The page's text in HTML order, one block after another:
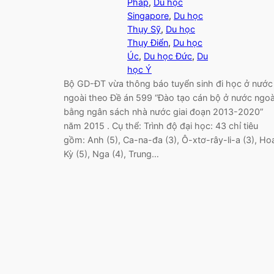
Singapore, Du học
Thụy Sỹ, Du học
Thụy Điển, Du học
Úc, Du học Đức, Du
học Ý
Bộ GD-ĐT vừa thông báo tuyển sinh đi học ở nước
ngoài theo Đề án 599 “Đào tạo cán bộ ở nước
bằng ngân sách nhà nước giai đoạn 2013-2020”
năm 2015 . Cụ thể: Trình độ đại học: 43 chỉ tiêu
gồm: Anh (5), Ca-na-đa (3), Ô-xtơ-rây-li-a (3),
Kỳ (5), Nga (4), Trung…